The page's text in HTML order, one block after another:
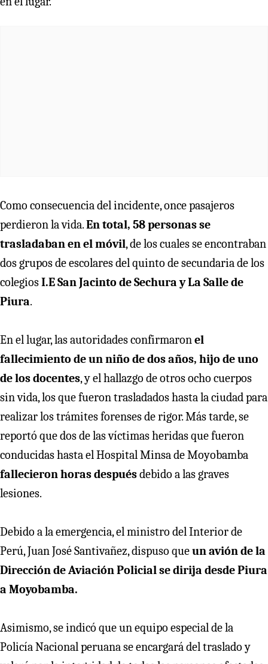
Como consecuencia del incidente, once pasajeros
perdieron la vida.En total, 58 personas se
trasladaban en el móvil, de los cuales se encontraban
dos grupos de escolares del quinto de secundaria de los
colegiosI.E San Jacinto de Sechura y La Salle de
Piura.
En el lugar, las autoridades confirmaronel
fallecimiento de un niño de dos años, hijo de uno
de los docentes, y el hallazgo de otros ocho cuerpos
sin vida, los que fueron trasladados hasta la ciudad para
realizar los trámites forenses de rigor. Más tarde, se
reportó que dos de las víctimas heridas que fueron
conducidas hasta el Hospital Minsa de Moyobamba
fallecieron horas despuésdebido a las graves
lesiones.
Debido a la emergencia, el ministro del Interior de
Perú, Juan José Santivañez, dispuso queun avión de la
Dirección de Aviación Policial se dirija desde Piura
a Moyobamba.
Asimismo, se indicó que un equipo especial de la
Policía Nacional peruana se encargará del traslado y